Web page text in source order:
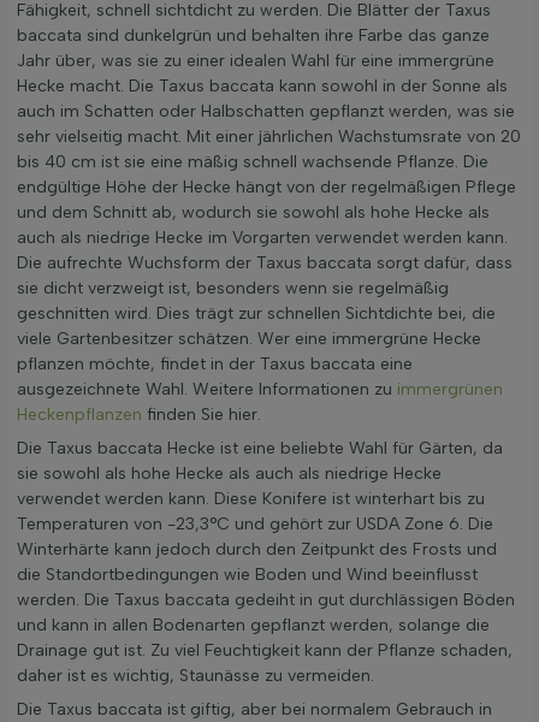
Fähigkeit, schnell sichtdicht zu werden. Die Blätter der Taxus
baccata sind dunkelgrün und behalten ihre Farbe das ganze
Jahr über, was sie zu einer idealen Wahl für eine immergrüne
Hecke macht. Die Taxus baccata kann sowohl in der Sonne als
auch im Schatten oder Halbschatten gepflanzt werden, was sie
sehr vielseitig macht. Mit einer jährlichen Wachstumsrate von 20
bis 40 cm ist sie eine mäßig schnell wachsende Pflanze. Die
endgültige Höhe der Hecke hängt von der regelmäßigen Pflege
und dem Schnitt ab, wodurch sie sowohl als hohe Hecke als
auch als niedrige Hecke im Vorgarten verwendet werden kann.
Die aufrechte Wuchsform der Taxus baccata sorgt dafür, dass
sie dicht verzweigt ist, besonders wenn sie regelmäßig
geschnitten wird. Dies trägt zur schnellen Sichtdichte bei, die
viele Gartenbesitzer schätzen. Wer eine immergrüne Hecke
pflanzen möchte, findet in der Taxus baccata eine
ausgezeichnete Wahl. Weitere Informationen zu immergrünen
Heckenpflanzen finden Sie hier.
Die Taxus baccata Hecke ist eine beliebte Wahl für Gärten, da
sie sowohl als hohe Hecke als auch als niedrige Hecke
verwendet werden kann. Diese Konifere ist winterhart bis zu
Temperaturen von -23,3°C und gehört zur USDA Zone 6. Die
Winterhärte kann jedoch durch den Zeitpunkt des Frosts und
die Standortbedingungen wie Boden und Wind beeinflusst
werden. Die Taxus baccata gedeiht in gut durchlässigen Böden
und kann in allen Bodenarten gepflanzt werden, solange die
Drainage gut ist. Zu viel Feuchtigkeit kann der Pflanze schaden,
daher ist es wichtig, Staunässe zu vermeiden.
Die Taxus baccata ist giftig, aber bei normalem Gebrauch in